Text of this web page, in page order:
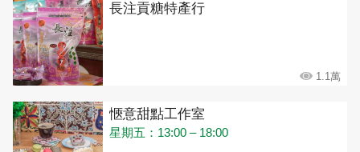
長注貢糖特產行
1.1萬
愜意甜點工作室
星期五：13:00 – 18:00